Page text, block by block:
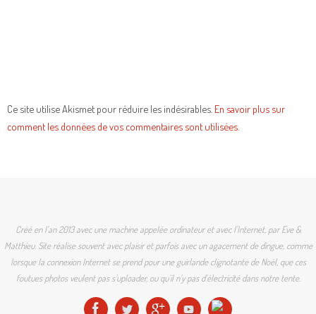
Ce site utilise Akismet pour réduire les indésirables. En savoir plus sur
comment les données de vos commentaires sont utilisées
Créé en l'an 2013 avec une machine appelée ordinateur et avec l'Internet, par Eve &
Matthieu. Site réalise souvent avec plaisir et parfois avec un agacement de dingue, comme
lorsque la connexion Internet se prend pour une guirlande clignotante de Noël, que ces
foutues photos veulent pas s'uploader, ou qu'il n'y pas d'électricité dans notre tente.